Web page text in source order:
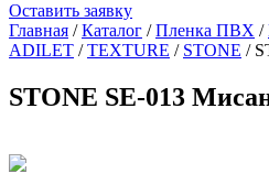
Оставить заявку
Главная /Каталог /Пленка ПВХ /
ADILET /TEXTURE / STONE /
STONE SE-013